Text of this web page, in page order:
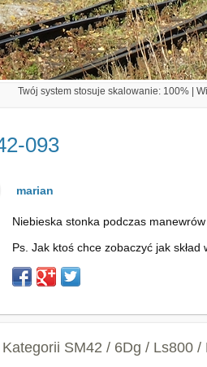
Twój system stosuje skalowanie: 100% |
093
marian
Niebieska stonka podczas manewrów
Ps. Jak ktoś chce zobaczyć jak
SM42 / 6Dg / Ls800 /